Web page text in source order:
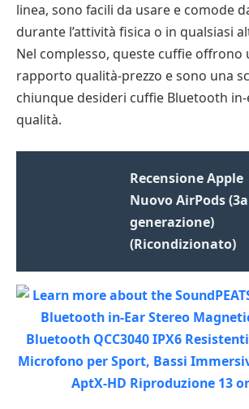
linea, sono facili da usare e comode
durante l’attività fisica o in qualsiasi
Nel complesso, queste cuffie offrono
rapporto qualità-prezzo e sono una
chiunque desideri cuffie Bluetooth
qualità.
Recensione Apple
Nuovo AirPods (3a
generazione)
(Ricondizionato)